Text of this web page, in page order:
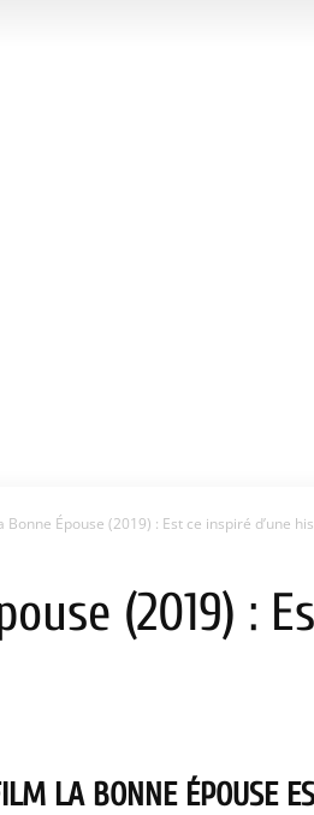
Bonne Épouse (2019) : Est ce inspiré d’une
(2019) :
LA BONNE ÉPOUSE